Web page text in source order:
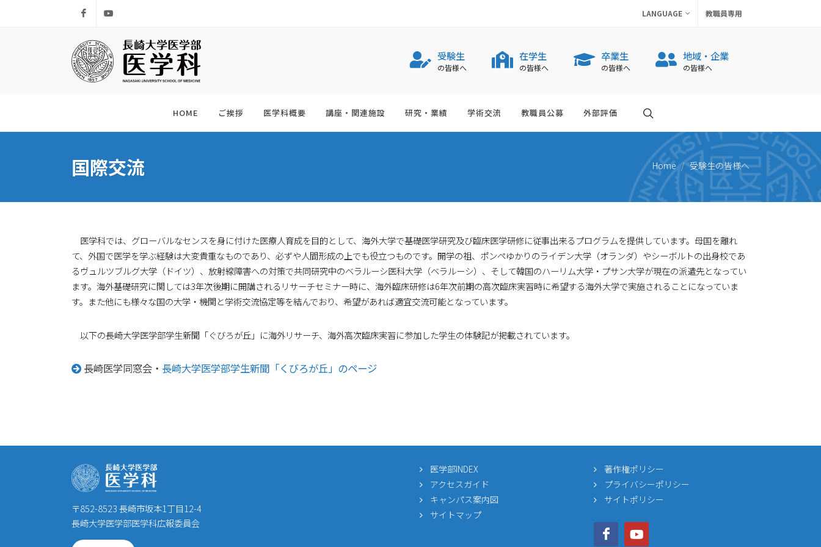
Facebook LANGUAGE 教職員専用
受験生
の皆様へ
在学生
の皆様へ
卒業生
の皆様へ
地域・企業
の皆様へ
HOME ご挨拶 医学科概要 講座・関連施設 研究・業績 学術交流 教職員公募 外部評価
国際交流 Home 受験生の皆様へ
医学科では、グローバルなセンスを身に付けた医療人育成を目的として、海外大学で基礎医学研究及び臨床医学研修に従事出来るプログラムを提供しています。母国を離れ
て、外国で医学を学ぶ経験は大変貴重なものであり、必ずや人間形成の上でも役立つものです。開学の祖、ポンペゆかりのライデン大学（オランダ）やシーボルトの出身校であ
るヴュルツブルグ大学（ドイツ）、放射線障害への対策で共同研究中のベラルーシ医科大学（ベラルーシ）、そして韓国のハーリム大学・プサン大学が現在の派遣先となってい
ます。海外基礎研究に関しては3年次後期に開講されるリサーチセミナー時に、海外臨床研修は6年次前期の高次臨床実習時に希望する海外大学で実施されることになっていま
す。また他にも様々な国の大学・機関と学術交流協定等を結んでおり、希望があれば適宜交流可能となっています。
以下の長崎大学医学部学生新聞「ぐびろが丘」に海外リサーチ、海外高次臨床実習に参加した学生の体験記が掲載されています。
長崎医学同窓会・ 長崎大学医学部学生新聞「くびろが丘」のページ
〒852-8523 長崎市坂本1丁目12-4
長崎大学医学部医学科広報委員会
医学部INDEX
アクセスガイド
キャンパス案内図
サイトマップ
著作権ポリシー
プライバシーポリシー
サイトポリシー